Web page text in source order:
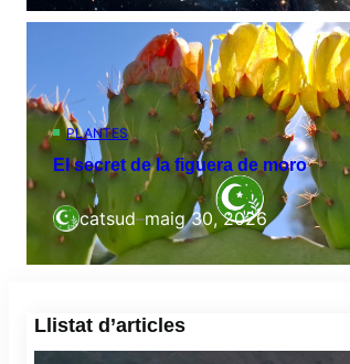
PLANTES
El secret de la figuera de moro
catsud–maig 30, 2026
Llistat d’articles